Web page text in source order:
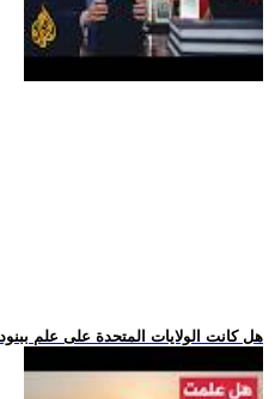
.. هل كانت الولايات المتحدة على علم ببنود